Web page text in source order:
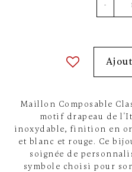
-
Maillon Composable
motif drapeau de
inoxydable, finition en or
et blanc et rouge. Ce
soignée de
symbole choisi pour